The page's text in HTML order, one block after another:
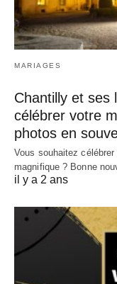
MARIAGES
Chantilly et ses
célébrer votre
photos en
Vous souhaitez
magnifique ? Bonne
il y a 2 ans